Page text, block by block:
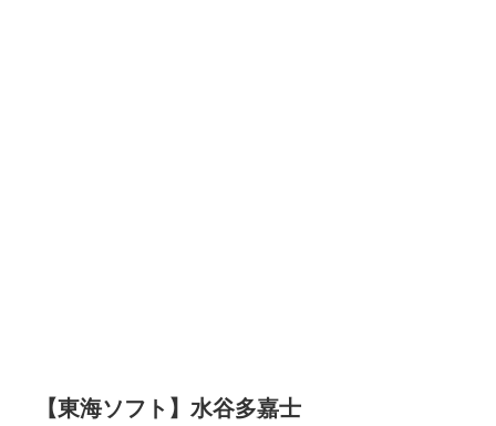
【東海ソフト】水谷多嘉士